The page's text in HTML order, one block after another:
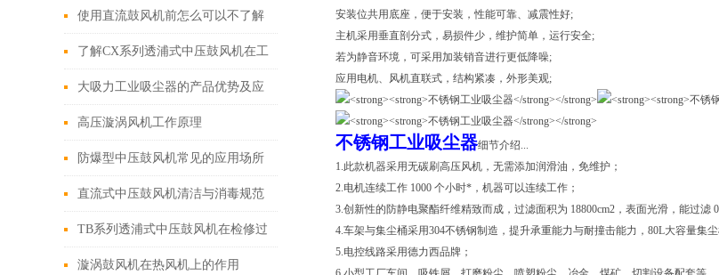
使用直流鼓风机前怎么可以不了解
这些！
了解CX系列透浦式中压鼓风机在工
业应用中的重要作用
大吸力工业吸尘器的产品优势及应
用范围
高压漩涡风机工作原理
防爆型中压鼓风机常见的应用场所
及特点
直流式中压鼓风机清洁与消毒规范
操作
TB系列透浦式中压鼓风机在检修过
程中该留意的事项
漩涡鼓风机在热风机上的作用
安装位共用底座，便于安装，性能可靠、减震性好;
主机采用垂直剖分式，易损件少，维护简单，运行安全;
若为静音环境，可采用加装销音进行更低降噪;
应用电机、风机直联式，结构紧凑，外形美观;
不锈钢工业吸尘器细节介绍...
1.此款机器采用无碳刷高压风机，无需添加润滑油，免维护；
2.电机连续工作 1000 个小时*，机器可以连续工作；
3.创新性的防静电聚酯纤维精致而成，过滤面积为 18800cm2，表面光滑，能过滤
4.车架与集尘桶采用304不锈钢制造，提升承重能力与耐撞击能力，80L大容量集尘
5.电控线路采用德力西品牌；